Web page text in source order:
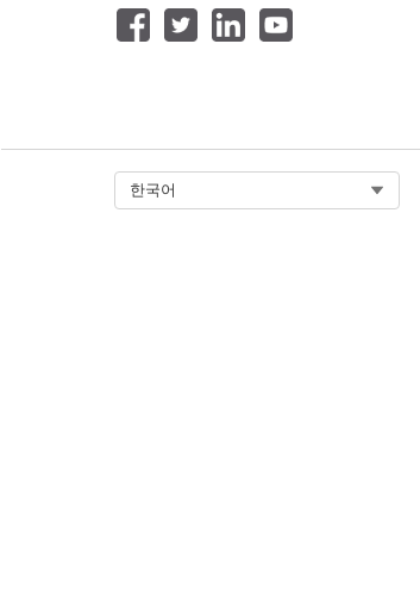
위탁 시 위탁
제공자 관리
자만 보상 일
위탁을 승인하
를 관리자에게
한국어